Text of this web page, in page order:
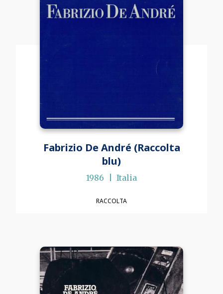
Fabrizio De André (Raccolta
blu)
1986 Italia
RACCOLTA